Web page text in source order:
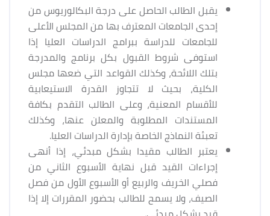
يقبل الطالب الحاصل على درجة البكالوريوس من
إحدى الجامعات المعترف بها من المجلس الأعلى
للجامعات للدراسة ببرامج الدراسات العليا إذا
استوفى شروط القبول بكل برنامج والمدرجة
بتلك اللائحة، وكذلك القواعد التي ضعها مجلس
الكلية، بحيث لا تتجاوز القدرة الاستيعابية
للأقسام المعنية، وعلى الطالب التقدم بكافة
المستندات المطلوبة والمعلن عنها، وكذلك
تعبئة النماذج الخاصة بإدارة الدراسات العليا.
يعتبر الطالب مقيدا بشكل مبدئي، إذا أنهى
إجراءات القيد قبل نهاية الأسبوع الثاني من
فصلي الخريف والربيع أو الأسبوع الأول من فصل
الصيف، ولا يسمح للطالب بحضور المقررات إلا إذا